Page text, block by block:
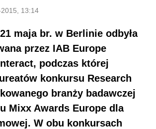
13:14
maja br. w Berlinie odbyła
przez IAB Europe
podczas której
konkursu Research
branży badawczej
Mixx Awards Europe dla
W obu konkursach